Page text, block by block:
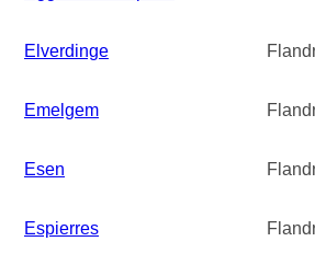
Elverdinge
Emelgem
Esen
Espierres